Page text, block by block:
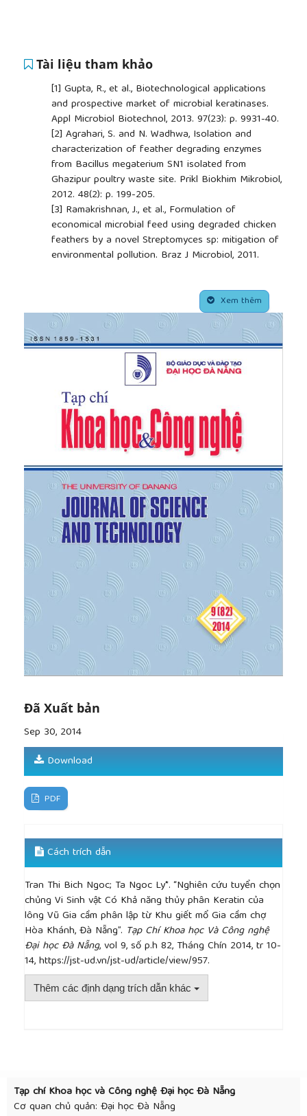
Tài liệu tham khảo
[1] Gupta, R., et al., Biotechnological applications
and prospective market of microbial keratinases.
Appl Microbiol Biotechnol, 2013. 97(23): p. 9931-40.
[2] Agrahari, S. and N. Wadhwa, Isolation and
characterization of feather degrading enzymes
from Bacillus megaterium SN1 isolated from
Ghazipur poultry waste site. Prikl Biokhim Mikrobiol,
2012. 48(2): p. 199-205.
[3] Ramakrishnan, J., et al., Formulation of
economical microbial feed using degraded chicken
feathers by a novel Streptomyces sp: mitigation of
environmental pollution. Braz J Microbiol, 2011.
Ramnani, P. and R. Gupta, Optimization of
medium composition for keratinase production on
feather by Bacillus licheniformis RG1 using
statistical methods involving response surface
methodology. Biotechnol Appl Biochem, 2004.
Mukhopadhyay, R.P. and A.L. Chandra,
Keratinase of a streptomycete. Indian J Exp Biol,
1990. 28(6): p. 575-7.
[6]Mazotto, A.M., et al., Keratinase Production by
Three Bacillus spp. Using Feather Meal and Whole
Feather as Substrate in a Submerged Fermentation.
Enzyme Res, 2011. 2011: p. 523780.
[7]Cedrola, S.M., et al., Keratinases and sulfide from
Bacillus subtilis SLC to recycle feather waste.
World J Microbiol Biotechnol, 2012. 28(3): p. 1259-
69.
[8]Cheng, S.W., et al., Production and
characterization of keratinase of a feather-
degrading Bacillus licheniformis PWD-1. Biosci
Biotechnol Biochem, 1995. 59(12): p. 2239-43.
Fakhfakh, N., et al., Production and biochemical
and molecular characterization of a keratinolytic
serine protease from chicken feather-degrading
Bacillus licheniformis RPk. Can J Microbiol, 2009.
55(4): p. 427-36.
[10]Anwar, M.S., et al., Multitrait plant growth
Brassica juncea rhizosphere: Keratin degradation
and growth promotion. Commun Integr Biol, 2014.
7(1): p. e27683.
[11]Cao, L., et al., Characterization of a new
keratinolytic Trichoderma atroviride strain F6 that
completely degrades native chicken feather. Lett
Appl Microbiol, 2008. 46(3): p. 389-94.
[12]
Vibrio sp. kr2. Bioresour Technol, 2007. 98(16): p.
3172-5.
Cherry, J.P., et al., Some chemical and nutritional
properties of feather protein isolates containing
varying half-cystine levels. Adv Exp Med Biol, 1977.
86B: p. 503-30.
Xem thêm
Đã Xuất bản
Sep 30, 2014
Download
PDF
Cách trích dẫn
Tran Thi Bich Ngoc; Ta Ngoc Ly*. “Nghiên cứu tuyển chọn
chủng Vi Sinh vật Có Khả năng thủy phân Keratin của
lông Vũ Gia cầm phân lập từ Khu giết mổ Gia cầm chợ
Hòa Khánh, Đà Nẵng”. Tạp Chí Khoa học Và Công nghệ
Đại học Đà Nẵng, vol 9, số p.h 82, Tháng Chín 2014, tr 10-
14, https://jst-ud.vn/jst-ud/article/view/957.
Thêm các định dạng trích dẫn khác
Tạp chí Khoa học và Công nghệ Đại học Đà Nẵng
Cơ quan chủ quản: Đại học Đà Nẵng